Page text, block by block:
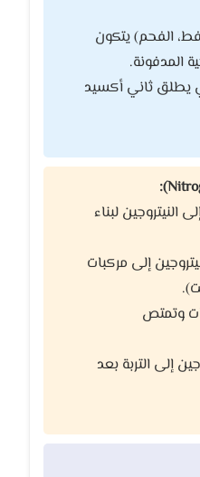
الفحم) يتكون
المدفونة.
يطلق ثاني أكسيد
النيتروجين لبناء
إلى مركبات
وتمتص
إلى التربة بعد